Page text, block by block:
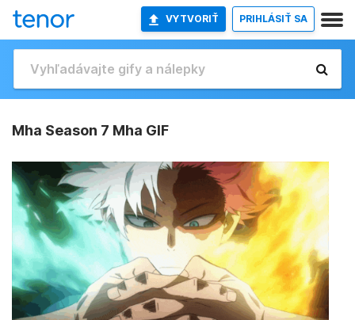
VYTVORIŤ PRIHLÁSIŤ SA
Mha Season 7 Mha GIF